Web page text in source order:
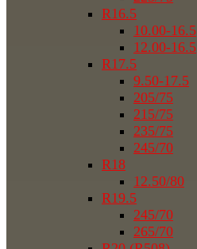
R16.5
10.00-16.5
12.00-16.5
R17.5
9.50-17.5
205/75
215/75
235/75
245/70
R18
12.50/80
R19.5
245/70
265/70